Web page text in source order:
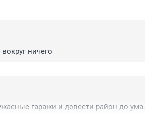
ничего
гаражи и довести район до ума.